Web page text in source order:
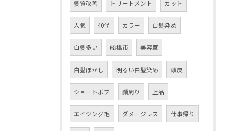
髪質改善 トリートメント カット
人気 40代 カラー 白髪染め
白髪多い 船橋市 美容室
白髪ぼかし 明るい白髪染め 頭皮
ショートボブ 顔周り 上品
エイジング毛 ダメージレス 仕事帰り